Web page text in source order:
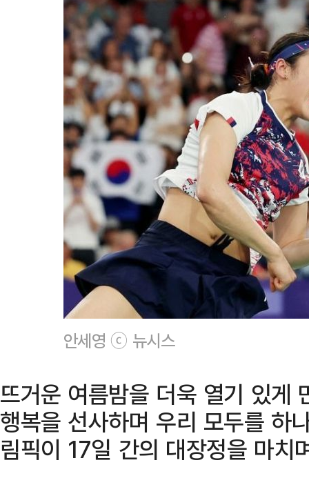
안세영 ⓒ 뉴시스
뜨거운 여름밤을 더욱 열기 있게
행복을 선사하며 우리 모두를
림픽이 17일 간의 대장정을 마치